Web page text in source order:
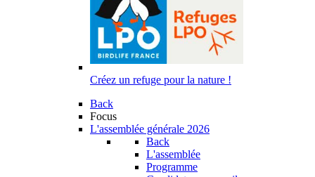
Créez un refuge pour la nature !
Back
Focus
L'assemblée générale 2026
Back
L'assemblée
Programme